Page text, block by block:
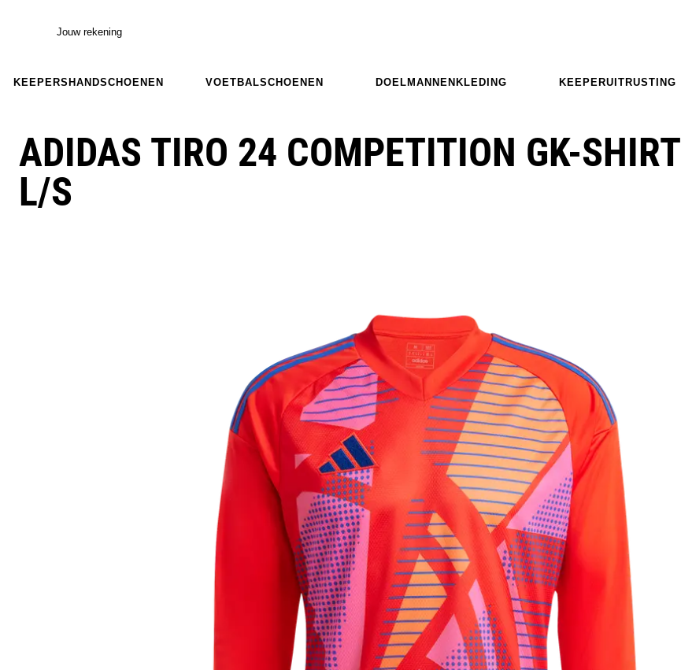
Jouw rekening
KEEPERSHANDSCHOENEN VOETBALSCHOENEN DOELMANNENKLEDING KEEPERUITRUSTING
ADIDAS TIRO 24 COMPETITION GK-SHIRT
L/S